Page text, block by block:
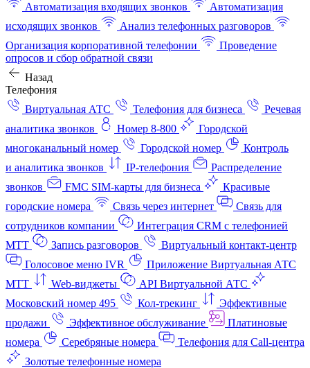
Автоматизация входящих звонков
Автоматизация
исходящих звонков
Анализ телефонных разговоров
Организация корпоративной телефонии
Проведение
опросов и сбор обратной связи
Назад
Телефония
Виртуальная АТС
Телефония для бизнеса
Речевая
аналитика звонков
Номер 8-800
Городской
многоканальный номер
Городской номер
Контроль
и аналитика звонков
IP-телефония
Распределение
звонков
FMC SIM-карты для бизнеса
Красивые
городские номера
Связь через интернет
Связь для
сотрудников компании
Интеграция CRM с телефонией
МТТ
Запись разговоров
Виртуальный контакт‑центр
Голосовое меню IVR
Приложение Виртуальная АТС
МТТ
Web-виджеты
API Виртуальной АТС
Московский номер 495
Кол-трекинг
Эффективные
продажи
Эффективное обслуживание
Платиновые
номера
Серебряные номера
Телефония для Call-центра
Золотые телефонные номера